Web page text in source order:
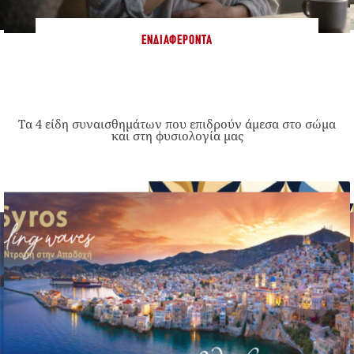
ΕΝΔΙΑΦΈΡΟΝΤΑ
Τα 4 είδη συναισθημάτων που επιδρούν άμεσα στο σώμα
και στη φυσιολογία μας